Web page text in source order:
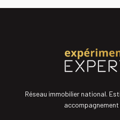
Réseau immobilier national.